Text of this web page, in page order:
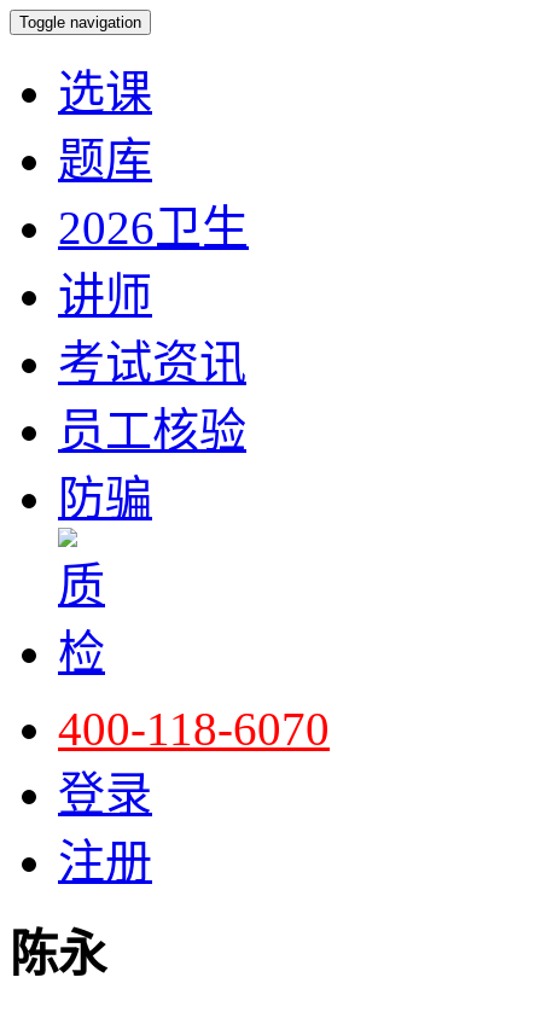
Toggle navigation
选课
题库
2026卫生
讲师
考试资讯
员工核验
防骗
400-118-6070
登录
注册
陈永